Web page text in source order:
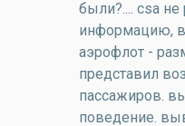
были?.... csa
информацию,
аэрофлот -
представил
пассажиров.
поведение.